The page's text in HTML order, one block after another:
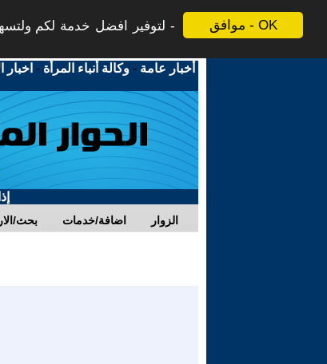
موافق - OK
لتوفير افضل خدمة لكم
أخبار عامة -وكالة أنباء المرأة - اخبار
بحث/ اضافة/خدمات الزوار